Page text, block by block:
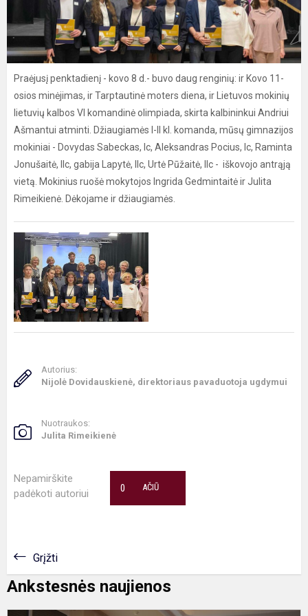
Praėjusį penktadienį - kovo 8 d.- buvo daug renginių: ir Kovo 11-
osios minėjimas, ir Tarptautinė moters diena, ir Lietuvos mokinių
lietuvių kalbos VI komandinė olimpiada, skirta kalbininkui Andriui
Ašmantui atminti. Džiaugiamės I-II kl. komanda, mūsų gimnazijos
mokiniai - Dovydas Sabeckas, Ic, Aleksandras Pocius, Ic, Raminta
Jonušaitė, IIc, gabija Lapytė, IIc, Urtė Pūžaitė, IIc - iškovojo antrąją
vietą. Mokinius ruošė mokytojos Ingrida Gedmintaitė ir Julita
Rimeikienė. Dėkojame ir džiaugiamės.
Autorius:
Nijolė Dovidauskienė, direktoriaus pavaduotoja ugdymui
Nuotraukos:
Julita Rimeikienė
Nepamirškite
padėkoti autoriui
AČIŪ
0
Grįžti
Ankstesnės naujienos